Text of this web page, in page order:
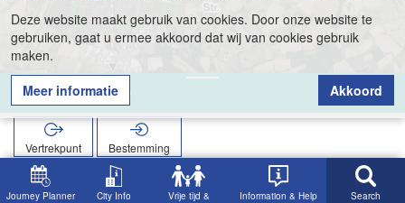
Journey Planner City Info
Vrije tijd &
Information & Help Search
Christuskirche
Vertrekpunt
Bestemming
Start
Christuskirche
Deze website maakt gebruik van cookies. Door onze website te
gebruiken, gaat u ermee akkoord dat wij van cookies gebruik
maken.
Meer informatie
Akkoord